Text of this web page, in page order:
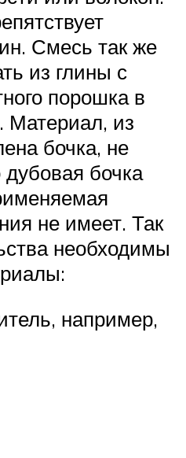
Смесь так же
из глины с
порошка в
Материал, из
бочка, не
бочка
не имеет. Так
необходимы
например,